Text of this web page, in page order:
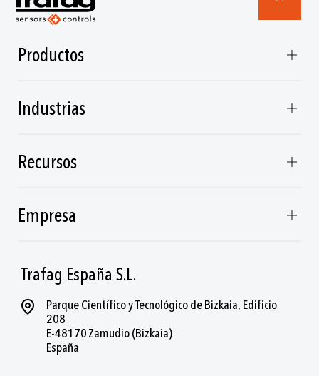
Trafag España S.L.
Parque Científico y Tecnológico de Bizkaia, Edificio
208
E-48170 Zamudio (Bizkaia)
España
Productos
Industrias
Recursos
Empresa